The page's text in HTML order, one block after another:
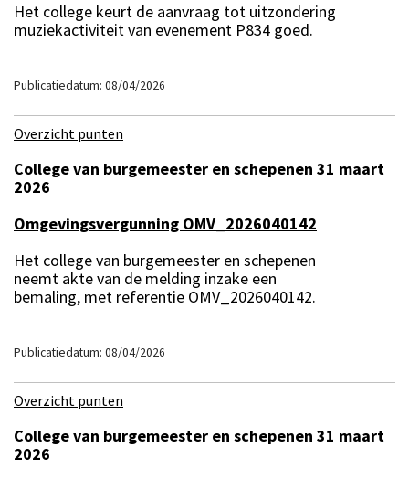
Het college keurt de aanvraag tot uitzondering
muziekactiviteit van evenement P834 goed.
Publicatiedatum: 08/04/2026
Overzicht punten
College van burgemeester en schepenen 31 maart
2026
Omgevingsvergunning OMV_2026040142
Het college van burgemeester en schepenen
neemt akte van de melding inzake een
bemaling, met referentie OMV_2026040142.
Publicatiedatum: 08/04/2026
Overzicht punten
College van burgemeester en schepenen 31 maart
2026